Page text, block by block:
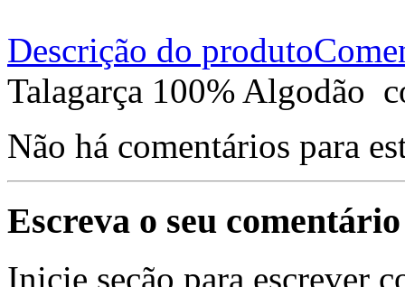
Descrição do produto
Talagarça 100% Algodão
Não há comentários para
Escreva o seu comentário
Inicie seção para escrever